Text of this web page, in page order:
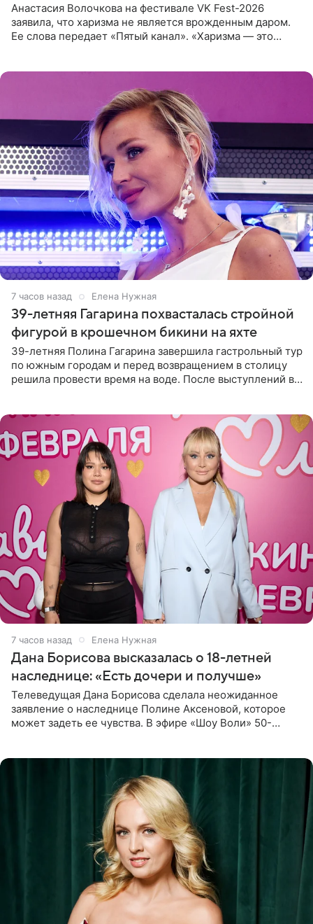
Анастасия Волочкова на фестивале VK Fest-2026
заявила, что харизма не является врожденным даром.
Ее слова передает «Пятый канал». «Харизма — это
7 часов назад Елена Нужная
39-летняя Гагарина похвасталась стройной
фигурой в крошечном бикини на яхте
39-летняя Полина Гагарина завершила гастрольный тур
по южным городам и перед возвращением в столицу
решила провести время на воде. После выступлений в
7 часов назад Елена Нужная
Дана Борисова высказалась о 18-летней
наследнице: «Есть дочери и получше»
Телеведущая Дана Борисова сделала неожиданное
заявление о наследнице Полине Аксеновой, которое
может задеть ее чувства. В эфире «Шоу Воли» 50-